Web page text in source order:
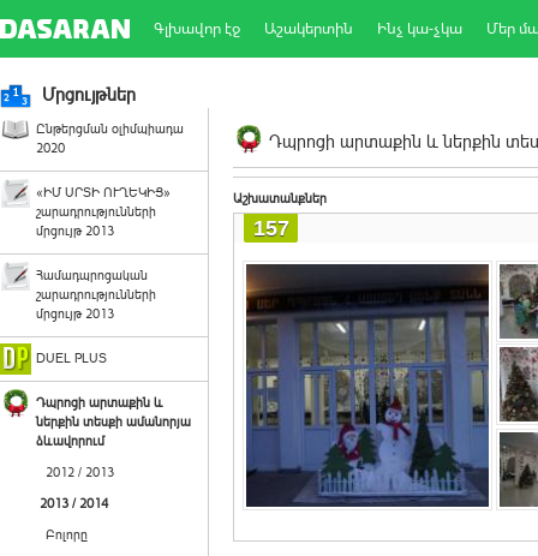
Գլխավոր էջ Աշակերտին Ինչ կա-չկա Մեր
Մրցույթներ
Ընթերցման օլիմպիադա
2020
«ԻՄ ՍՐՏԻ ՈՒՂԵԿԻՑ»
շարադրությունների
մրցույթ 2013
Համադպրոցական
շարադրությունների
մրցույթ 2013
DUEL PLUS
Դպրոցի արտաքին և
ներքին տեսքի ամանորյա
ձևավորում
2012 / 2013
2013 / 2014
Բոլորը
Դպրոցի արտաքին և ներքին
Աշխատանքներ
157